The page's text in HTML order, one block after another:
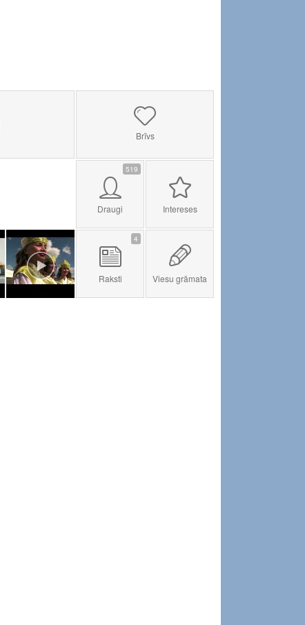
Brīvs
519
Draugi Intereses
4
Raksti Viesu grāmata